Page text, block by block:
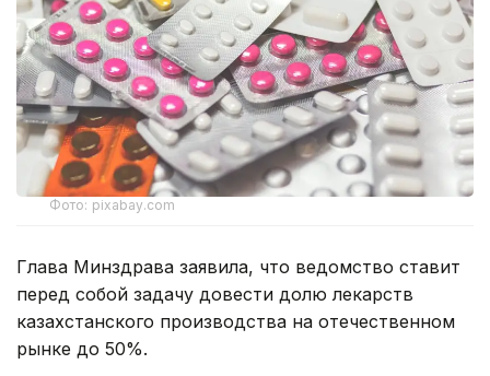
Фото: pixabay.com
Глава Минздрава заявила, что ведомство ставит
перед собой задачу довести долю лекарств
казахстанского производства на отечественном
рынке до 50%.